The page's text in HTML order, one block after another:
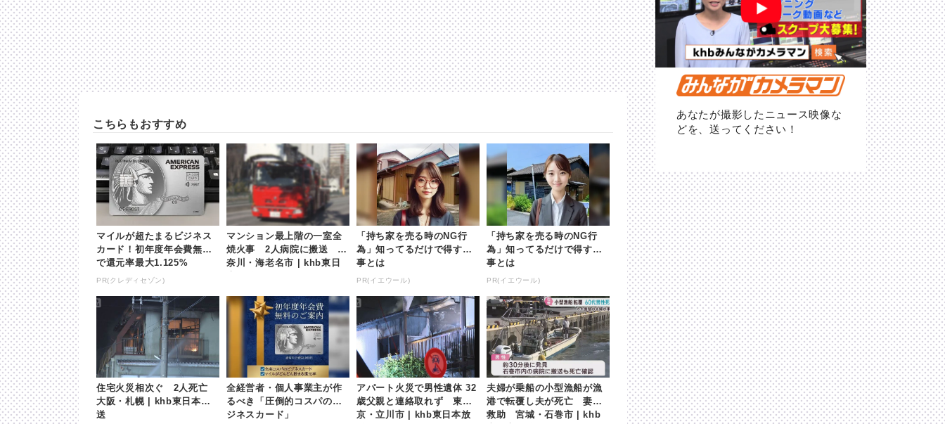
こちらもおすすめ
マイルが超たまるビジネス
カード！初年度年会費無料
で還元率最大1.125%
PR(クレディセゾン)
マンション最上階の一室全
焼火事 2人病院に搬送 神
奈川・海老名市 | khb東日
「持ち家を売る時のNG行
為」知ってるだけで得する
事とは
PR(イエウール)
「持ち家を売る時のNG行
為」知ってるだけで得する
事とは
PR(イエウール)
住宅火災相次ぐ 2人死亡
大阪・札幌 | khb東日本放
送
全経営者・個人事業主が作
るべき「圧倒的コスパのビ
ジネスカード」
アパート火災で男性遺体 32
歳父親と連絡取れず 東
京・立川市 | khb東日本放
夫婦が乗船の小型漁船が漁
港で転覆し夫が死亡 妻は
救助 宮城・石巻市 | khb
あなたが撮影したニュース映像な
どを、送ってください！